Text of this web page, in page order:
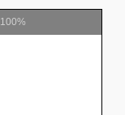
100%